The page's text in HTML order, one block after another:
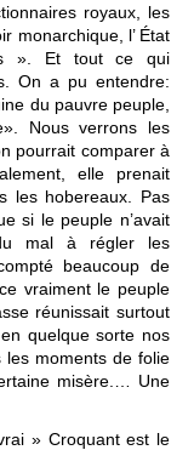
royaux, les
monarchique, l’ État
». Et tout ce qui
On a pu entendre:
du pauvre peuple,
Nous verrons les
pourrait comparer à
elle prenait
les hobereaux. Pas
si le peuple n’avait
mal à régler les
beaucoup de
vraiment le peuple
réunissait surtout
quelque sorte nos
les moments de folie
misère.… Une
» Croquant est le